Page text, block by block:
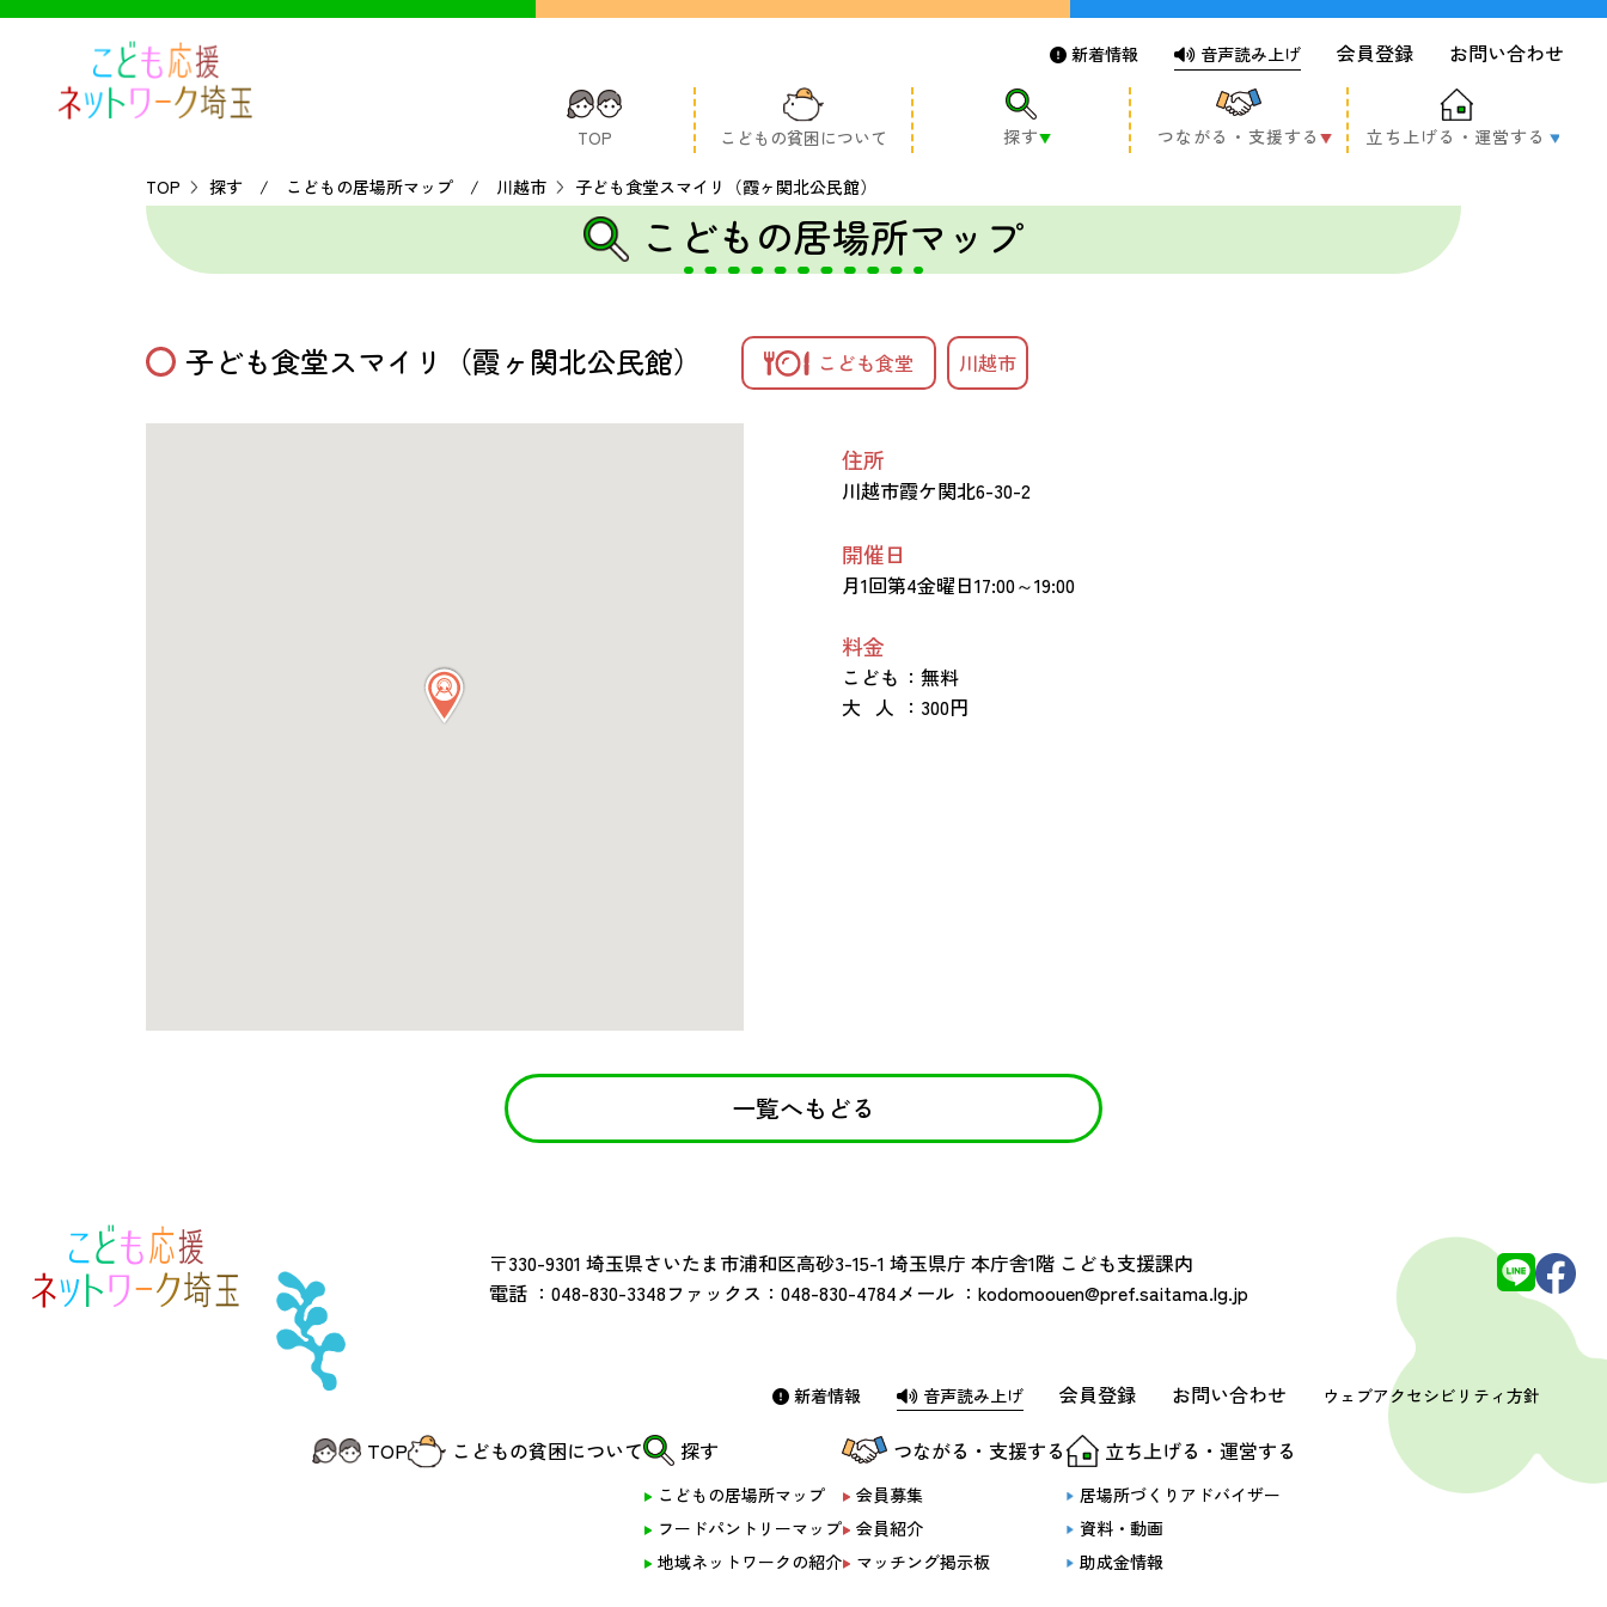
新着情報 音声読み上げ 会員登録 お問い合わせ
TOP こどもの貧困について 探す つながる・支援する 立ち上げる・運営する
TOP 探す / こどもの居場所マップ / 川越市 子ども食堂スマイリ（霞ヶ関北公民館）
こどもの居場所マップ
子ども食堂スマイリ（霞ヶ関北公民館） こども食堂 川越市
住所
川越市霞ケ関北6-30-2
開催日
月1回第4金曜日17:00～19:00
料金
こども ：無料
大 人 ：300円
一覧へもどる
〒330-9301 埼玉県さいたま市浦和区高砂3-15-1 埼玉県庁 本庁舎1階 こども支援課内
電話 ： 048-830-3348ファックス： 048-830-4784メール ： kodomoouen@pref.saitama.lg.jp
新着情報 音声読み上げ 会員登録 お問い合わせ ウェブアクセシビリティ方針
TOP こどもの貧困について 探す
こどもの居場所マップ
フードパントリーマップ
地域ネットワークの紹介
つながる・支援する
会員募集
会員紹介
マッチング掲示板
立ち上げる・運営する
居場所づくりアドバイザー
資料・動画
助成金情報